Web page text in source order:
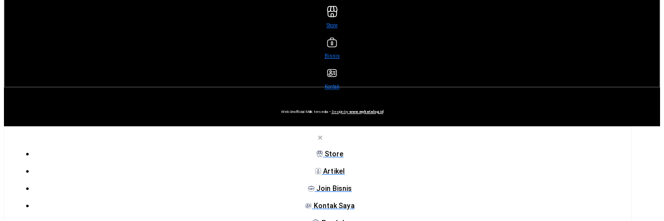
Store
Bisnis
Kontak
Web Unofficial Milik tersedia • Design by www.mykatalog.id
Store
Artikel
Join Bisnis
Kontak Saya